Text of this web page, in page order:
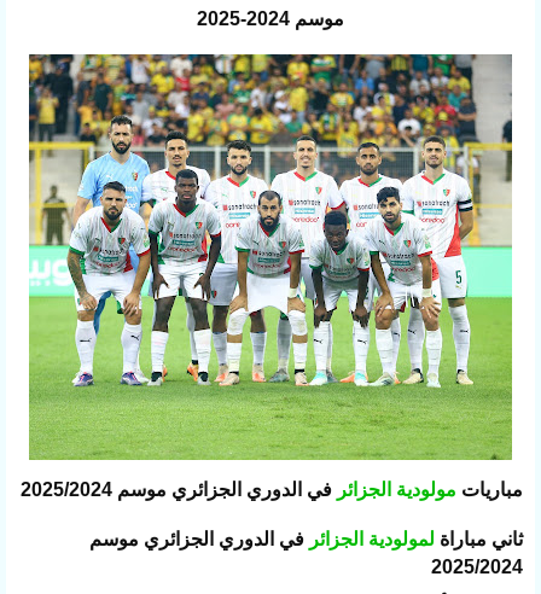
موسم 2024-2025
مباريات مولودية الجزائر في الدوري الجزائري موسم 2025/2024
ثاني مباراة لمولودية الجزائر في الدوري الجزائري موسم
2025/2024